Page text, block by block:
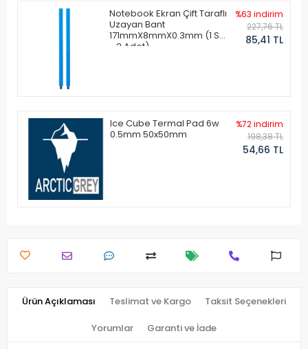
Notebook Ekran Çift Taraflı
Uzayan Bant
171mmX8mmX0.3mm (1 Set
- 2 Adet)
%63 indirim
227,76 TL
85,41 TL
Ice Cube Termal Pad 6w
0.5mm 50x50mm
%72 indirim
198,38 TL
54,66 TL
Ürün Açıklaması Teslimat ve Kargo Taksit Seçenekleri
Yorumlar Garanti ve İade